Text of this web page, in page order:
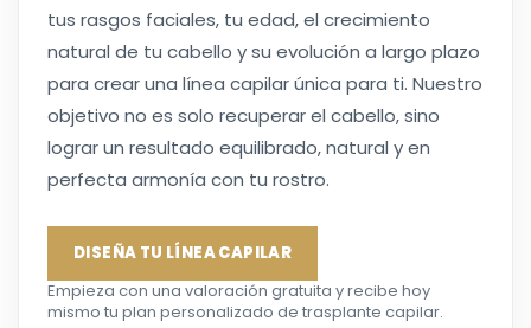
tus rasgos faciales, tu edad, el crecimiento
natural de tu cabello y su evolución a largo plazo
para crear una línea capilar única para ti. Nuestro
objetivo no es solo recuperar el cabello, sino
lograr un resultado equilibrado, natural y en
perfecta armonía con tu rostro.
DISEÑA TU LÍNEA CAPILAR
Empieza con una valoración gratuita y recibe hoy
mismo tu plan personalizado de trasplante capilar.